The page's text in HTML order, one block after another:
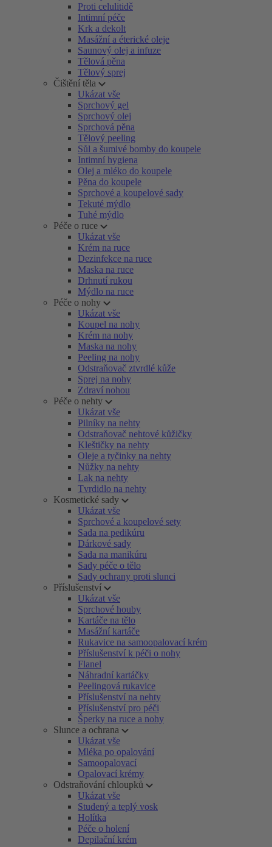
Proti celulitidě
Intimní péče
Krk a dekolt
Masážní a éterické oleje
Saunový olej a infuze
Tělová pěna
Tělový sprej
Čištění těla
Ukázat vše
Sprchový gel
Sprchový olej
Sprchová pěna
Tělový peeling
Sůl a šumivé bomby do koupele
Intimní hygiena
Olej a mléko do koupele
Pěna do koupele
Sprchové a koupelové sady
Tekuté mýdlo
Tuhé mýdlo
Péče o ruce
Ukázat vše
Krém na ruce
Dezinfekce na ruce
Maska na ruce
Drhnutí rukou
Mýdlo na ruce
Péče o nohy
Ukázat vše
Koupel na nohy
Krém na nohy
Maska na nohy
Peeling na nohy
Odstraňovač ztvrdlé kůže
Sprej na nohy
Zdraví nohou
Péče o nehty
Ukázat vše
Pilníky na nehty
Odstraňovač nehtové kůžičky
Kleštičky na nehty
Oleje a tyčinky na nehty
Nůžky na nehty
Lak na nehty
Tvrdidlo na nehty
Kosmetické sady
Ukázat vše
Sprchové a koupelové sety
Sada na pedikúru
Dárkové sady
Sada na manikúru
Sady péče o tělo
Sady ochrany proti slunci
Příslušenství
Ukázat vše
Sprchové houby
Kartáče na tělo
Masážní kartáče
Rukavice na samoopalovací krém
Příslušenství k péči o nohy
Flanel
Náhradní kartáčky
Peelingová rukavice
Příslušenství na nehty
Příslušenství pro péči
Šperky na ruce a nohy
Slunce a ochrana
Ukázat vše
Mléka po opalování
Samoopalovací
Opalovací krémy
Odstraňování chloupků
Ukázat vše
Studený a teplý vosk
Holítka
Péče o holení
Depilační krém